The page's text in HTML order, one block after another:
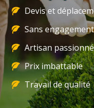
Devis et
Sans engagement
Artisan passionné
Prix imbattable
Travail de qualité